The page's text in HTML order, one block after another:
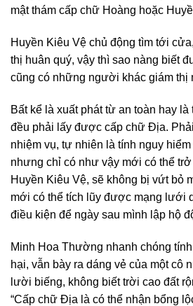
mật thám cấp chữ Hoàng hoặc
Huyền Kiêu Vệ chủ động tìm tới
thị huân quý, vậy thì sao nàng biết
cũng có những người khác giám thị
Bất kể là xuất phát từ an toàn hay
đều phải lấy được cấp chữ Địa.
nhiệm vụ, tự nhiên là tính nguy
nhưng chỉ có như vậy mới có thể
Huyền Kiêu Vệ, sẽ không bị vứt bỏ
mới có thể tích lũy được mạng lưới
điều kiện để ngày sau mình lập hộ
Minh Hoa Thường nhanh chóng
hại, vẫn bày ra dáng vẻ của một cô
lười biếng, không biết trời cao đất
“Cấp chữ Địa là có thể nhận bổng